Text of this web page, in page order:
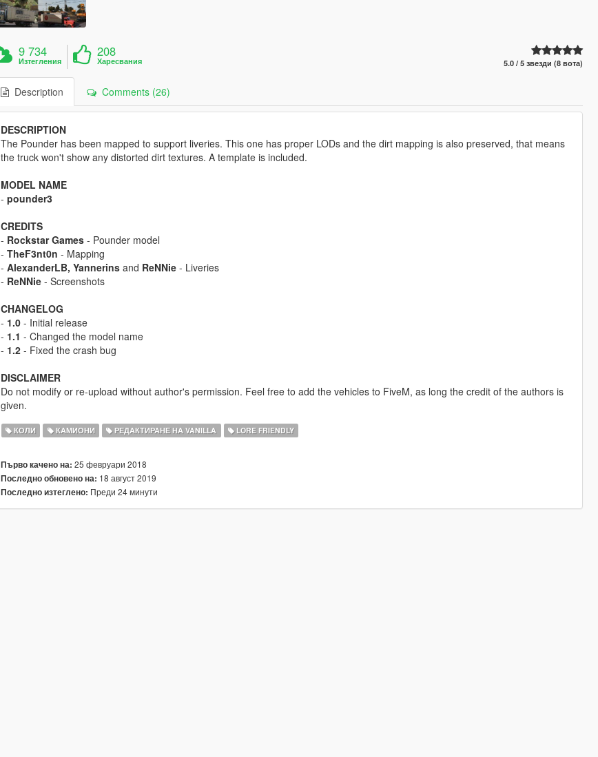
9 734
Изтегления
208
Харесвания 5.0 / 5 звезди (8 вота)
Description Comments (26)
DESCRIPTION
The Pounder has been mapped to support liveries. This one has proper LODs and the dirt mapping is also preserved, that means
the truck won't show any distorted dirt textures. A template is included.
MODEL NAME
- pounder3
CREDITS
- Rockstar Games- Pounder model
- TheF3nt0n - Mapping
- AlexanderLB, Yannerinsand ReNNie- Liveries
- ReNNie- Screenshots
CHANGELOG
- 1.0- Initial release
- 1.1 - Changed the model name
- 1.2- Fixed the crash bug
DISCLAIMER
Do not modify or re-upload without author's permission. Feel free to add the vehicles to FiveM, as long the credit of the authors is
given.
КОЛИ КАМИОНИ РЕДАКТИРАНЕ НА VANILLA LORE FRIENDLY
Първо качено на: 25 февруари 2018
Последно обновено на: 18 август 2019
Последно изтеглено: Преди 24 минути